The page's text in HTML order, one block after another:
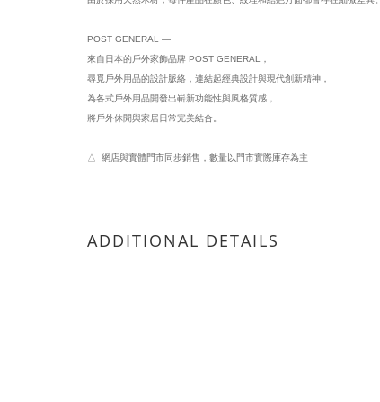
POST GENERAL —
來自日本的戶外家飾品牌 POST GENERAL，
尋覓戶外用品的設計脈絡，連結起經典設計與現代創新精神，
為各式戶外用品開發出嶄新功能性與風格質感，
將戶外休閒與家居日常完美結合。
△ 網店與實體門市同步銷售，數量以門市實際庫存為主
ADDITIONAL DETAILS